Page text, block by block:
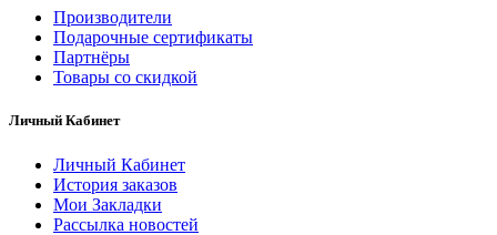
Производители
Подарочные сертификаты
Партнёры
Товары со скидкой
Личный Кабинет
Личный Кабинет
История заказов
Мои Закладки
Рассылка новостей